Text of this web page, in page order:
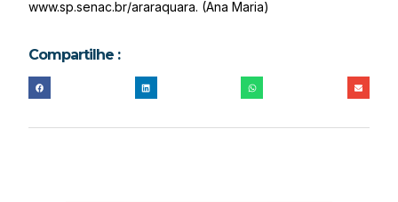
www.sp.senac.br/araraquara. (Ana Maria)
Compartilhe :